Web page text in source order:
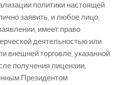
политики настоящей
заявить, и любое лицо,
имеет право
деятельностью или
внешней торговле, указанной
получения лицензии,
Президентом